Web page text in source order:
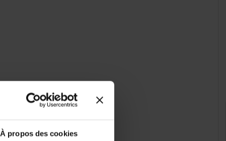
À propos des cookies